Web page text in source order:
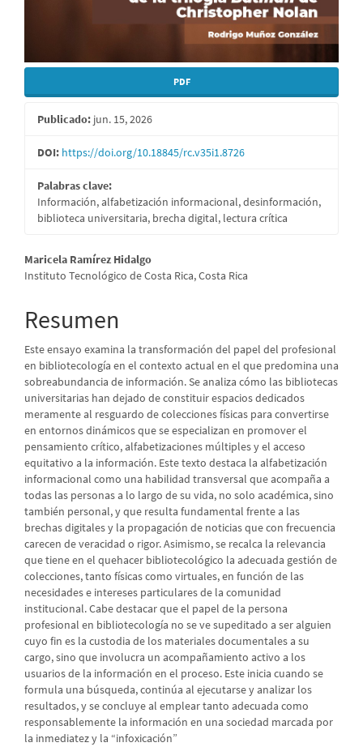
PDF
Publicado: jun. 15, 2026
DOI: https://doi.org/10.18845/rc.v35i1.8726
Palabras clave:
Información, alfabetización informacional, desinformación,
biblioteca universitaria, brecha digital, lectura crítica
Contenido
principal
del
artículo
Maricela Ramírez Hidalgo
Instituto Tecnológico de Costa Rica, Costa Rica
Resumen
Este ensayo examina la transformación del papel del profesional
en bibliotecología en el contexto actual en el que predomina una
sobreabundancia de información. Se analiza cómo las bibliotecas
universitarias han dejado de constituir espacios dedicados
meramente al resguardo de colecciones físicas para convertirse
en entornos dinámicos que se especializan en promover el
pensamiento crítico, alfabetizaciones múltiples y el acceso
equitativo a la información. Este texto destaca la alfabetización
informacional como una habilidad transversal que acompaña a
todas las personas a lo largo de su vida, no solo académica, sino
también personal, y que resulta fundamental frente a las
brechas digitales y la propagación de noticias que con frecuencia
carecen de veracidad o rigor. Asimismo, se recalca la relevancia
que tiene en el quehacer bibliotecológico la adecuada gestión de
colecciones, tanto físicas como virtuales, en función de las
necesidades e intereses particulares de la comunidad
institucional. Cabe destacar que el papel de la persona
profesional en bibliotecología no se ve supeditado a ser alguien
cuyo fin es la custodia de los materiales documentales a su
cargo, sino que involucra un acompañamiento activo a los
usuarios de la información en el proceso. Este inicia cuando se
formula una búsqueda, continúa al ejecutarse y analizar los
resultados, y se concluye al emplear tanto adecuada como
responsablemente la información en una sociedad marcada por
la inmediatez y la “infoxicación”